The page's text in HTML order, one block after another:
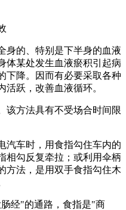
的、特别是下半身的血液
体某处发生血液瘀积引起病
下降。因而有必要采取各种
跃，改善血液循环。
方法具有不受场合时间限
车时，用食指勾住车内的
相勾反复牵拉；或利用伞柄
方法，是用双手食指勾住木
经"的通路，食指是"商